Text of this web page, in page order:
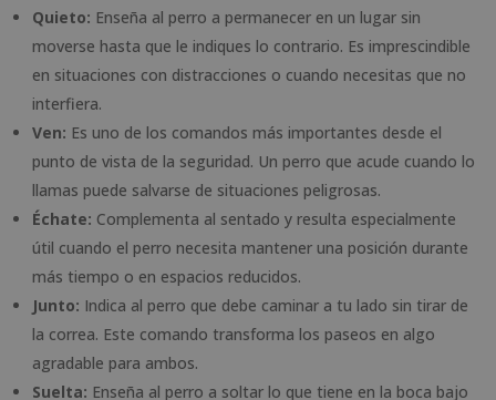
Quieto: Enseña al perro a permanecer en un lugar sin
moverse hasta que le indiques lo contrario. Es imprescindible
en situaciones con distracciones o cuando necesitas que no
interfiera.
Ven: Es uno de los comandos más importantes desde el
punto de vista de la seguridad. Un perro que acude cuando lo
llamas puede salvarse de situaciones peligrosas.
Échate: Complementa al sentado y resulta especialmente
útil cuando el perro necesita mantener una posición durante
más tiempo o en espacios reducidos.
Junto: Indica al perro que debe caminar a tu lado sin tirar de
la correa. Este comando transforma los paseos en algo
agradable para ambos.
Suelta: Enseña al perro a soltar lo que tiene en la boca bajo